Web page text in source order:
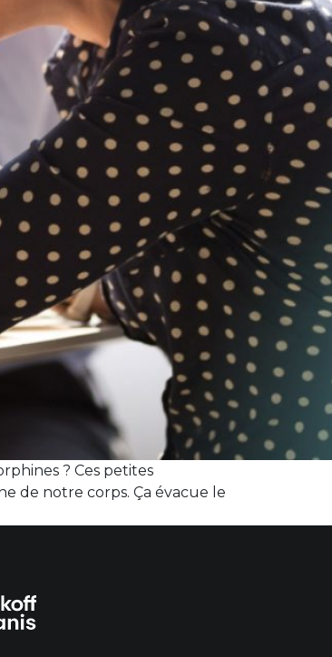
? Ces petites
de notre corps. Ça évacue le